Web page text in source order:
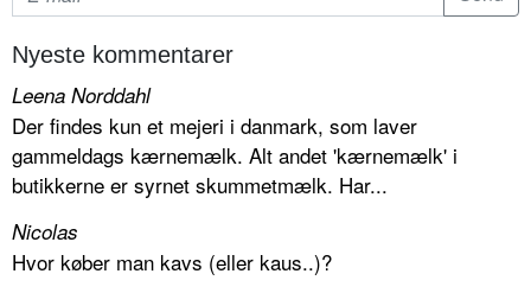
Nyeste kommentarer
Leena Norddahl
Der findes kun et mejeri i danmark, som laver
gammeldags kærnemælk. Alt andet 'kærnemælk' i
butikkerne er syrnet skummetmælk. Har...
Nicolas
Hvor køber man kavs (eller kaus..)?